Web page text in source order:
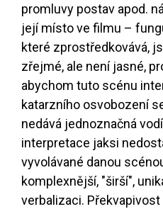
promluvy postav apod.
její místo ve filmu –
které zprostředkovává,
zřejmé, ale není jasné,
abychom tuto scénu
katarzního osvobození
nedává jednoznačná
interpretace jaksi
vyvolávané danou
komplexnější, "širší",
verbalizaci. Překvapivost